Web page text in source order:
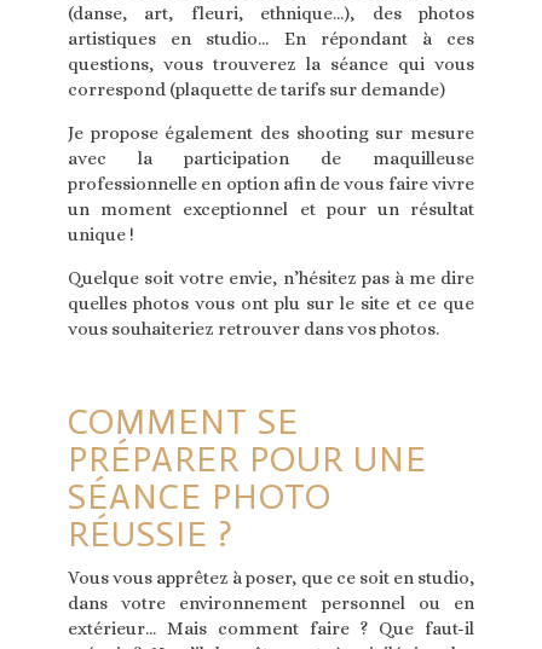
(danse, art, fleuri, ethnique…), des photos
artistiques en studio… En répondant à ces
questions, vous trouverez la séance qui vous
correspond (plaquette de tarifs sur demande)
Je propose également des shooting sur mesure
avec la participation de maquilleuse
professionnelle en option afin de vous faire vivre
un moment exceptionnel et pour un résultat
unique !
Quelque soit votre envie, n’hésitez pas à me dire
quelles photos vous ont plu sur le site et ce que
vous souhaiteriez retrouver dans vos photos.
COMMENT SE
PRÉPARER POUR UNE
SÉANCE PHOTO
RÉUSSIE ?
Vous vous apprêtez à poser, que ce soit en studio,
dans votre environnement personnel ou en
extérieur… Mais comment faire ? Que faut-il